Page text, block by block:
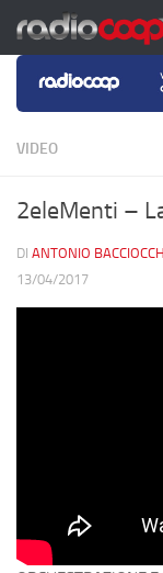
Salta al
VIDEO
2eleMenti –
DI ANTONIO
13/04/2017